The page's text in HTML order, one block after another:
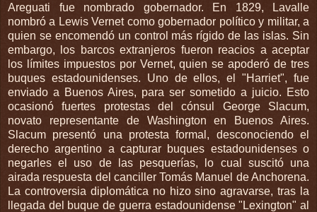
Areguati fue nombrado gobernador. En 1829, Lavalle
nombró a Lewis Vernet como gobernador político y militar, a
quien se encomendó un control más rígido de las islas. Sin
embargo, los barcos extranjeros fueron reacios a aceptar
los límites impuestos por Vernet, quien se apoderó de tres
buques estadounidenses. Uno de ellos, el "Harriet", fue
enviado a Buenos Aires, para ser sometido a juicio. Esto
ocasionó fuertes protestas del cónsul George Slacum,
novato representante de Washington en Buenos Aires.
Slacum presentó una protesta formal, desconociendo el
derecho argentino a capturar buques estadounidenses o
negarles el uso de las pesquerías, lo cual suscitó una
airada respuesta del canciller Tomás Manuel de Anchorena.
La controversia diplomática no hizo sino agravarse, tras la
llegada del buque de guerra estadounidense "Lexington" al